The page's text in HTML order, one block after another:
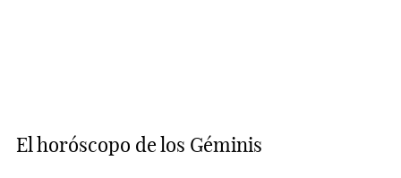
El horóscopo de los Géminis